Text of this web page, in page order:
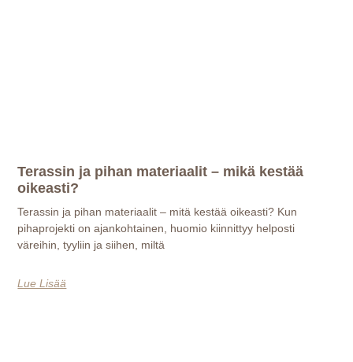
Terassin ja pihan materiaalit – mikä kestää
oikeasti?
Terassin ja pihan materiaalit – mitä kestää oikeasti? Kun
pihaprojekti on ajankohtainen, huomio kiinnittyy helposti
väreihin, tyyliin ja siihen, miltä
Lue Lisää